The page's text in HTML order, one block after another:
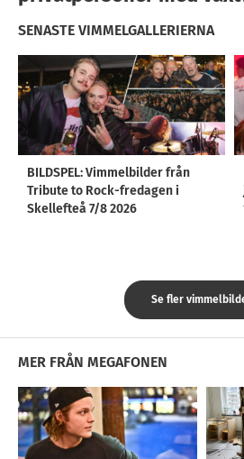
SENASTE VIMMELGALLERIERNA
BILDSPEL: Vimmelbilder från
Tribute to Rock-fredagen i
Skellefteå 7/8 2026
Se fler
MER FRÅN MEGAFONEN